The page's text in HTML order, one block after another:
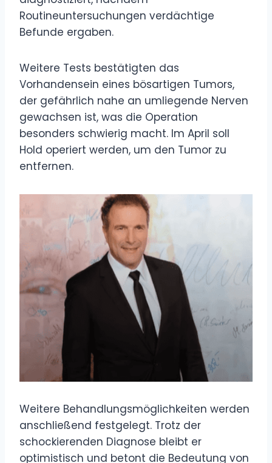
Routineuntersuchungen verdächtige
Befunde ergaben.
Weitere Tests bestätigten das
Vorhandensein eines bösartigen Tumors,
der gefährlich nahe an umliegende Nerven
gewachsen ist, was die Operation
besonders schwierig macht. Im April soll
Hold operiert werden, um den Tumor zu
entfernen.
Weitere Behandlungsmöglichkeiten werden
anschließend festgelegt. Trotz der
schockierenden Diagnose bleibt er
optimistisch und betont die Bedeutung von